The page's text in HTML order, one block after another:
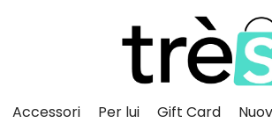
Accessori Per lui Gift Card